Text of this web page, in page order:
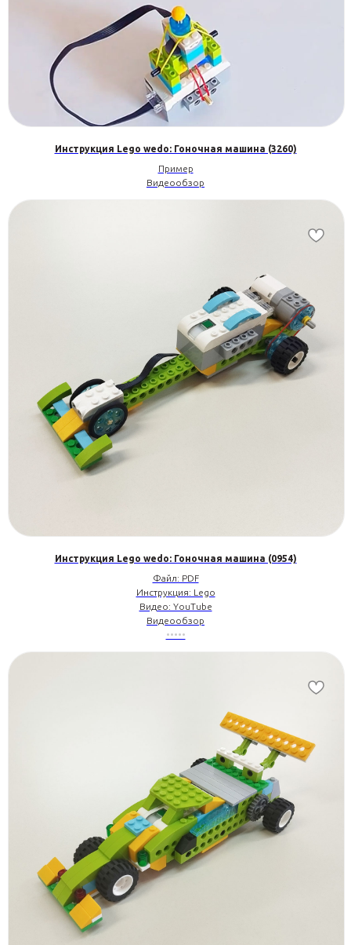
Инструкция Lego wedo: Гоночная машина (3260)
Пример
Видеообзор
Инструкция Lego wedo: Гоночная машина (0954)
Файл: PDF
Инструкция: Lego
Видео: YouTube
Видеообзор
•••••